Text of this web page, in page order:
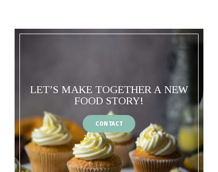
LET’S MAKE TOGETHER A NEW
FOOD STORY!
CONTACT